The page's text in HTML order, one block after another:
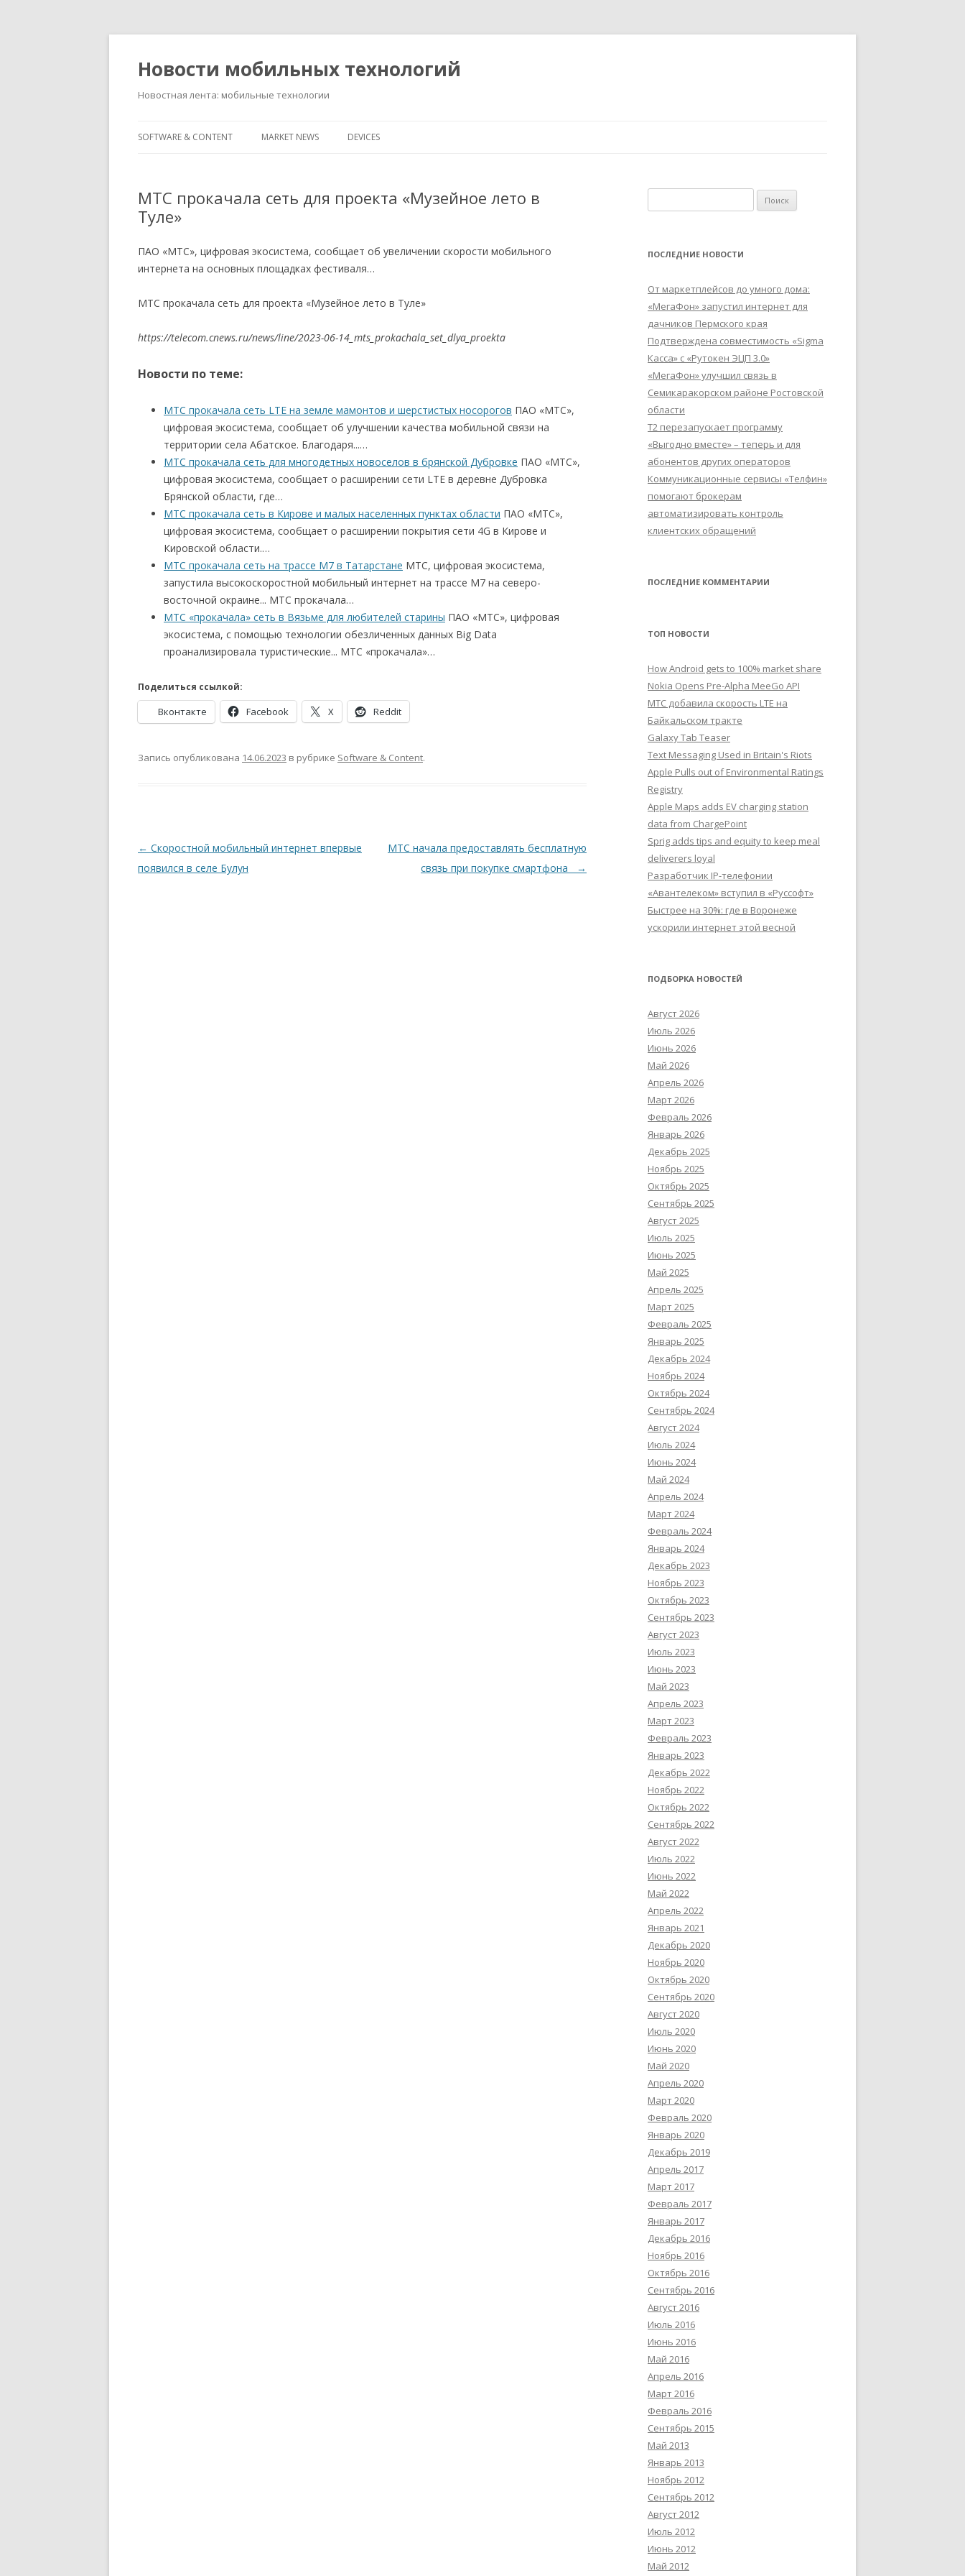
Новости мобильных технологий
Новостная лента: мобильные технологии
SOFTWARE & CONTENT MARKET NEWS DEVICES
МТС прокачала сеть для проекта «Музейное лето в
Туле»
ПАО «МТС», цифровая экосистема, сообщает об увеличении скорости мобильного
интернета на основных площадках фестиваля…
МТС прокачала сеть для проекта «Музейное лето в Туле»
https://telecom.cnews.ru/news/line/2023-06-14_mts_prokachala_set_dlya_proekta
Новости по теме:
МТС прокачала сеть LTE на земле мамонтов и шерстистых носорогов ПАО «МТС»,
цифровая экосистема, сообщает об улучшении качества мобильной связи на
территории села Абатское. Благодаря...…
МТС прокачала сеть для многодетных новоселов в брянской Дубровке ПАО «МТС»,
цифровая экосистема, сообщает о расширении сети LTE в деревне Дубровка
Брянской области, где…
МТС прокачала сеть в Кирове и малых населенных пунктах области ПАО «МТС»,
цифровая экосистема, сообщает о расширении покрытия сети 4G в Кирове и
Кировской области.…
МТС прокачала сеть на трассе М7 в Татарстане МТС, цифровая экосистема,
запустила высокоскоростной мобильный интернет на трассе М7 на северо-
восточной окраине... МТС прокачала…
МТС «прокачала» сеть в Вязьме для любителей старины ПАО «МТС», цифровая
экосистема, с помощью технологии обезличенных данных Big Data
проанализировала туристические... МТС «прокачала»…
Поделиться ссылкой:
Вконтакте Facebook X Reddit
Запись опубликована 14.06.2023 в рубрике Software & Content.
Навигация
по
← Скоростной мобильный интернет впервые
появился в селе Булун
МТС начала предоставлять бесплатную
связь при покупке смартфона
→
ПОСЛЕДНИЕ НОВОСТИ
От маркетплейсов до умного дома:
«МегаФон» запустил интернет для
дачников Пермского края
Подтверждена совместимость «Sigma
Касса» с «Рутокен ЭЦП 3.0»
«МегаФон» улучшил связь в
Семикаракорском районе Ростовской
области
Т2 перезапускает программу
«Выгодно вместе» – теперь и для
абонентов других операторов
Коммуникационные сервисы «Телфин»
помогают брокерам
автоматизировать контроль
клиентских обращений
ПОСЛЕДНИЕ КОММЕНТАРИИ
ТОП НОВОСТИ
How Android gets to 100% market share
Nokia Opens Pre-Alpha MeeGo API
МТС добавила скорость LTE на
Байкальском тракте
Galaxy Tab Teaser
Text Messaging Used in Britain's Riots
Apple Pulls out of Environmental Ratings
Registry
Apple Maps adds EV charging station
data from ChargePoint
Sprig adds tips and equity to keep meal
deliverers loyal
Разработчик IP-телефонии
«Авантелеком» вступил в «Руссофт»
Быстрее на 30%: где в Воронеже
ускорили интернет этой весной
ПОДБОРКА НОВОСТЕЙ
Август 2026
Июль 2026
Июнь 2026
Май 2026
Апрель 2026
Март 2026
Февраль 2026
Январь 2026
Декабрь 2025
Ноябрь 2025
Октябрь 2025
Сентябрь 2025
Август 2025
Июль 2025
Июнь 2025
Май 2025
Апрель 2025
Март 2025
Февраль 2025
Январь 2025
Декабрь 2024
Ноябрь 2024
Октябрь 2024
Сентябрь 2024
Август 2024
Июль 2024
Июнь 2024
Май 2024
Апрель 2024
Март 2024
Февраль 2024
Январь 2024
Декабрь 2023
Ноябрь 2023
Октябрь 2023
Сентябрь 2023
Август 2023
Июль 2023
Июнь 2023
Май 2023
Апрель 2023
Март 2023
Февраль 2023
Январь 2023
Декабрь 2022
Ноябрь 2022
Октябрь 2022
Сентябрь 2022
Август 2022
Июль 2022
Июнь 2022
Май 2022
Апрель 2022
Январь 2021
Декабрь 2020
Ноябрь 2020
Октябрь 2020
Сентябрь 2020
Август 2020
Июль 2020
Июнь 2020
Май 2020
Апрель 2020
Март 2020
Февраль 2020
Январь 2020
Декабрь 2019
Апрель 2017
Март 2017
Февраль 2017
Январь 2017
Декабрь 2016
Ноябрь 2016
Октябрь 2016
Сентябрь 2016
Август 2016
Июль 2016
Июнь 2016
Май 2016
Апрель 2016
Март 2016
Февраль 2016
Сентябрь 2015
Май 2013
Январь 2013
Ноябрь 2012
Сентябрь 2012
Август 2012
Июль 2012
Июнь 2012
Май 2012